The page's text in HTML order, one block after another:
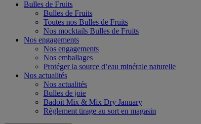
Bulles de Fruits
Bulles de Fruits
Toutes nos Bulles de Fruits
Nos mocktails Bulles de Fruits
Nos engagements
Nos engagements
Nos emballages
Protéger la source d’eau minérale naturelle
Nos actualités
Nos actualités
Bulles de joie
Badoit Mix & Mix Dry January
Règlement tirage au sort en magasin